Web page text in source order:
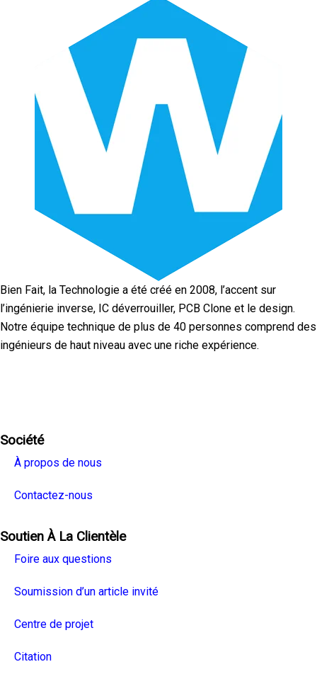
Bien Fait, la Technologie a été créé en 2008, l’accent sur
l’ingénierie inverse, IC déverrouiller, PCB Clone et le design.
Notre équipe technique de plus de 40 personnes comprend des
ingénieurs de haut niveau avec une riche expérience.
Société
À propos de nous
Contactez-nous
Soutien À La Clientèle
Foire aux questions
Soumission d’un article invité
Centre de projet
Citation